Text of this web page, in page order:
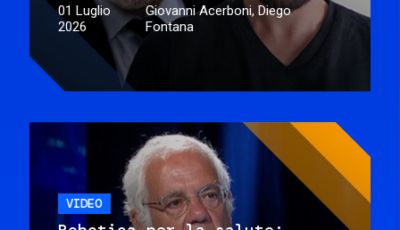
01 Luglio
2026
Giovanni Acerboni, Diego
Fontana
VIDEO